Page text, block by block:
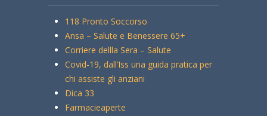
118 Pronto Soccorso
Ansa – Salute e Benessere 65+
Corriere dellla Sera – Salute
Covid-19, dall’Iss una guida pratica per
chi assiste gli anziani
Dica 33
Farmacieaperte